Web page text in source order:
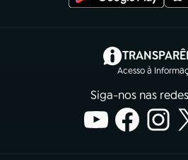
Acesso à
Siga-nos nas